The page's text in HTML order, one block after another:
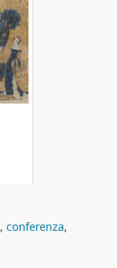
, conferenza,